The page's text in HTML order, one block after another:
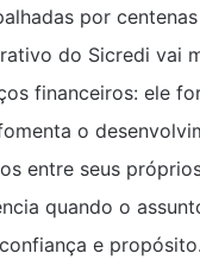
por
do Sicredi vai
financeiros: ele
o
entre seus
quando o
e propósito.